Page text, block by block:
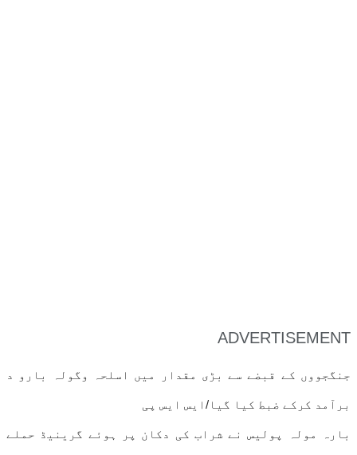
ADVERTISEMENT
جنگجووں کے قبضے سے بڑی مقدار میں اسلحہ وگولہ بارو د
برآمد کرکے ضبط کیا گیا/ایس ایس پی
بارہ مولہ پولیس نے شراب کی دکان پر ہوئے گرینیڈ حملے